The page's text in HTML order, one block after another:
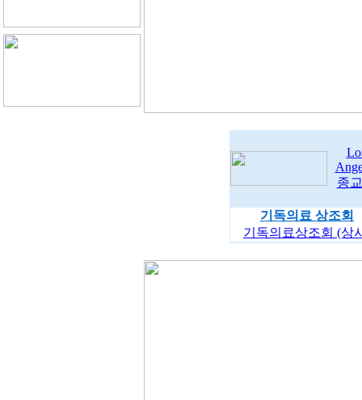
종
기독의료 상조회
기독의료상조회 (상